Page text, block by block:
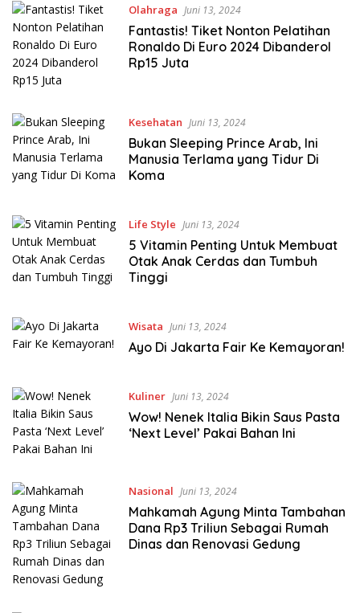
Olahraga Juni 13, 2024
Fantastis! Tiket Nonton Pelatihan
Ronaldo Di Euro 2024 Dibanderol
Rp15 Juta
Kesehatan Juni 13, 2024
Bukan Sleeping Prince Arab, Ini
Manusia Terlama yang Tidur Di
Koma
Life Style Juni 13, 2024
5 Vitamin Penting Untuk Membuat
Otak Anak Cerdas dan Tumbuh
Tinggi
Wisata Juni 13, 2024
Ayo Di Jakarta Fair Ke Kemayoran!
Kuliner Juni 13, 2024
Wow! Nenek Italia Bikin Saus Pasta
‘Next Level’ Pakai Bahan Ini
Nasional Juni 13, 2024
Mahkamah Agung Minta Tambahan
Dana Rp3 Triliun Sebagai Rumah
Dinas dan Renovasi Gedung